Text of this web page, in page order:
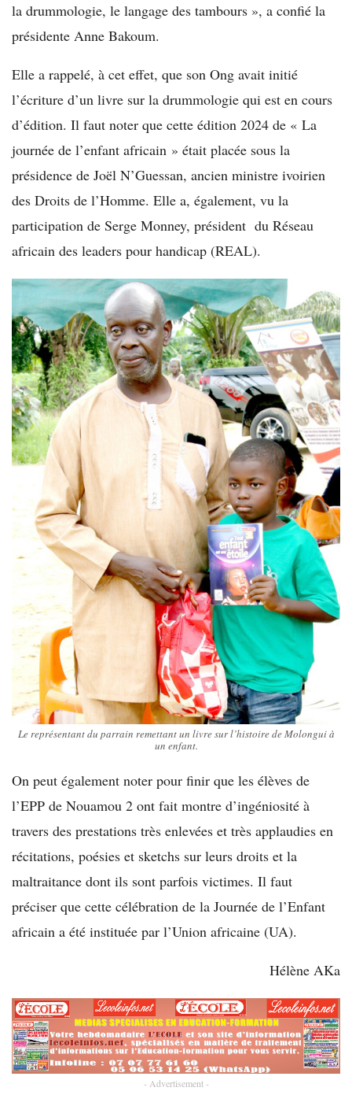
la drummologie, le langage des tambours », a confié la
présidente Anne Bakoum.
Elle a rappelé, à cet effet, que son Ong avait initié
l’écriture d’un livre sur la drummologie qui est en cours
d’édition. Il faut noter que cette édition 2024 de « La
journée de l’enfant africain » était placée sous la
présidence de Joël N’Guessan, ancien ministre ivoirien
des Droits de l’Homme. Elle a, également, vu la
participation de Serge Monney, président du Réseau
africain des leaders pour handicap (REAL).
Le représentant du parrain remettant un livre sur l’histoire de Molongui à
un enfant.
On peut également noter pour finir que les élèves de
l’EPP de Nouamou 2 ont fait montre d’ingéniosité à
travers des prestations très enlevées et très applaudies en
récitations, poésies et sketchs sur leurs droits et la
maltraitance dont ils sont parfois victimes. Il faut
préciser que cette célébration de la Journée de l’Enfant
africain a été instituée par l’Union africaine (UA).
Hélène AKa
- Advertisement -